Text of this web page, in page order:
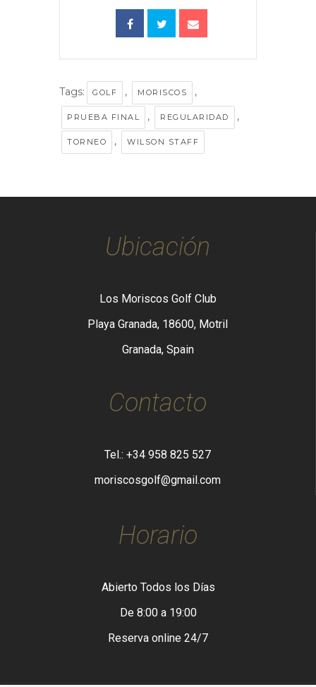
Tags: GOLF , MORISCOS ,
PRUEBA FINAL , REGULARIDAD ,
TORNEO , WILSON STAFF
Ubicación
Los Moriscos Golf Club
Playa Granada, 18600, Motril
Granada, Spain
Contacto
Tel.: +34 958 825 527
moriscosgolf@gmail.com
Horario
Abierto Todos los Días
De 8:00 a 19:00
Reserva online 24/7